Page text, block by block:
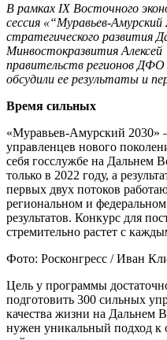
В рамках IX Восточного
сессия «“Муравьев-
стратегического развития
Минвостокразвития
правительств регионов
обсудили ее результаты и
Время сильных
«Муравьев-Амурский 2030»
управленцев нового
себя госслужбе на Дальнем
только в 2022 году, а
первых двух потоков
региональном и
результатов. Конкурс для
стремительно растет с
Фото: Росконгресс / Иван
Цель у программы
подготовить 300 сильных
качества жизни на Дальнем
нужен уникальный подход к